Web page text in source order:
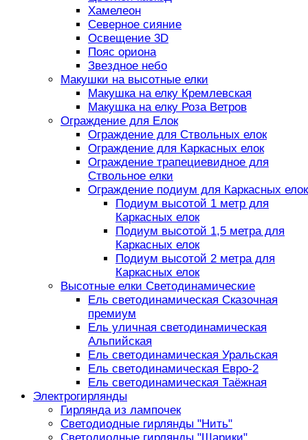
Хамелеон
Северное сияние
Освещение 3D
Пояс ориона
Звездное небо
Макушки на высотные елки
Макушка на елку Кремлевская
Макушка на елку Роза Ветров
Ограждение для Елок
Ограждение для Ствольных елок
Ограждение для Каркасных елок
Ограждение трапециевидное для
Ствольное елки
Ограждение подиум для Каркасных елок
Подиум высотой 1 метр для
Каркасных елок
Подиум высотой 1,5 метра для
Каркасных елок
Подиум высотой 2 метра для
Каркасных елок
Высотные елки Светодинамические
Ель светодинамическая Сказочная
премиум
Ель уличная светодинамическая
Альпийская
Ель светодинамическая Уральская
Ель светодинамическая Евро-2
Ель светодинамическая Таёжная
Электрогирлянды
Гирлянда из лампочек
Светодиодные гирлянды "Нить"